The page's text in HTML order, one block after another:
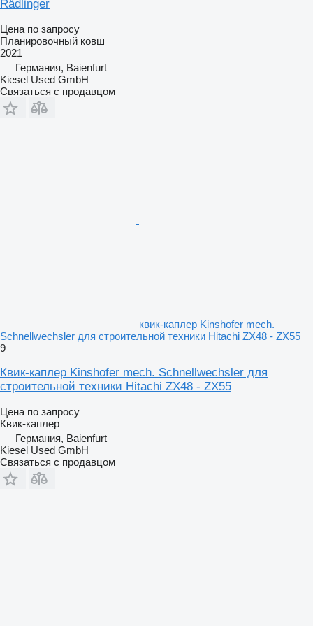
Rädlinger
Цена по запросу
Планировочный ковш
2021
Германия, Baienfurt
Kiesel Used GmbH
Связаться с продавцом
квик-каплер Kinshofer mech.
Schnellwechsler для строительной техники Hitachi ZX48 - ZX55
9
Квик-каплер Kinshofer mech. Schnellwechsler для
строительной техники Hitachi ZX48 - ZX55
Цена по запросу
Квик-каплер
Германия, Baienfurt
Kiesel Used GmbH
Связаться с продавцом